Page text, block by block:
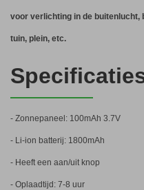
voor verlichting in de buitenlucht,
tuin, plein, etc.
- Zonnepaneel: 100mAh 3.7V
- Li-ion batterij: 1800mAh
- Heeft een aan/uit knop
- Oplaadtijd: 7-8 uur